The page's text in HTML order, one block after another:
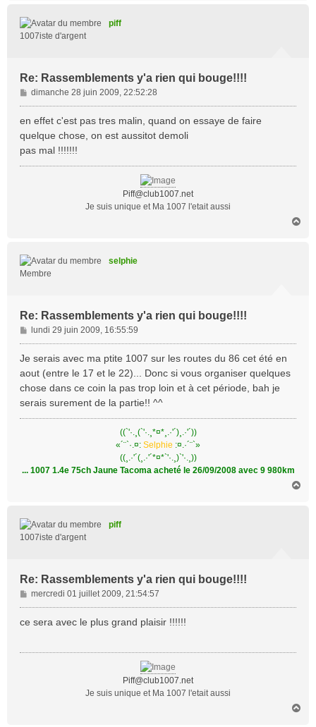
piff
1007iste d'argent
Re: Rassemblements y'a rien qui bouge!!!!
M
e
s
g
e
dimanche 28 juin 2009, 22:52:28
en effet c'est pas tres malin, quand on essaye de faire
quelque chose, on est aussitot demoli
pas mal !!!!!!!
Piff@club1007.net
Je suis unique et Ma 1007 l'etait aussi
selphie
Membre
Re: Rassemblements y'a rien qui bouge!!!!
M
e
s
a
g
e
lundi 29 juin 2009, 16:55:59
Je serais avec ma ptite 1007 sur les routes du 86 cet été en
aout (entre le 17 et le 22)... Donc si vous organiser quelques
chose dans ce coin la pas trop loin et à cet période, bah je
serais surement de la partie!! ^^
((`'·.¸(`'·.¸*¤*¸.·'´)¸.·'´))
«´¨`·.¤: Selphie :¤.·´¨`»
((¸.·'´(¸.·'´*¤*`'·.¸)`'·.¸))
... 1007 1.4e 75ch Jaune Tacoma acheté le 26/09/2008 avec 9 980km
piff
1007iste d'argent
Re: Rassemblements y'a rien qui bouge!!!!
M
e
s
g
mercredi 01 juillet 2009, 21:54:57
ce sera avec le plus grand plaisir !!!!!!
Piff@club1007.net
Je suis unique et Ma 1007 l'etait aussi